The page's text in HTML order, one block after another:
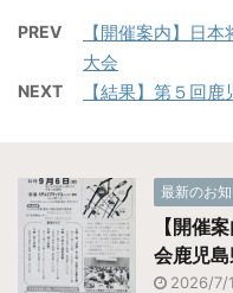
PREV
【開催案内】日
大会
NEXT 【結果】第５回
最新のお
【開催
会鹿児
2026/7/